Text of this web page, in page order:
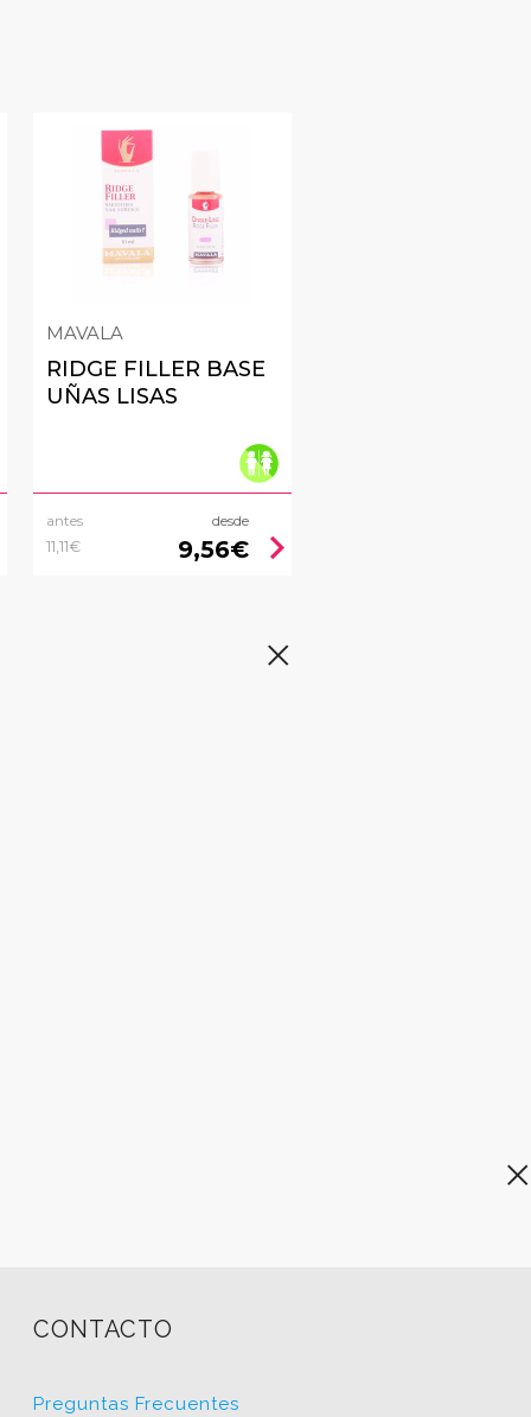
MAVALA
RIDGE FILLER BASE
UÑAS LISAS
antes
11,11€
desde
9,56€ chevron_right
CONTACTO
Preguntas Frecuentes